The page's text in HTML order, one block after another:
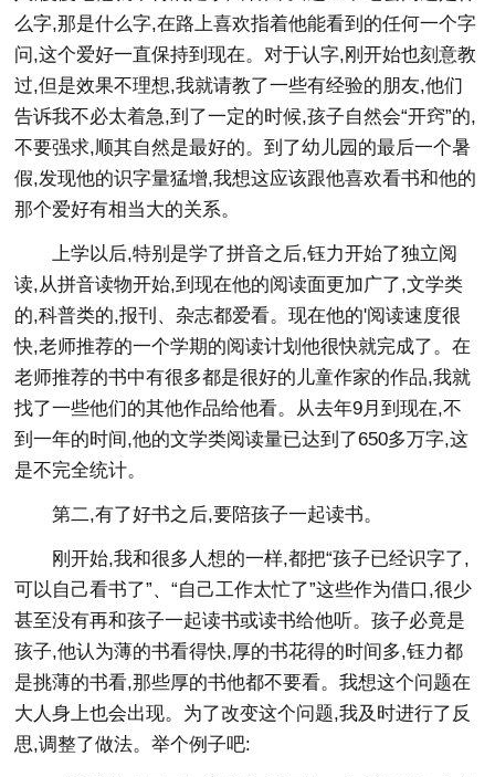
么字,那是什么字,在路上喜欢指着他能看到的任何一个字
问,这个爱好一直保持到现在。对于认字,刚开始也刻意教
过,但是效果不理想,我就请教了一些有经验的朋友,他们
告诉我不必太着急,到了一定的时候,孩子自然会“开窍”的,
不要强求,顺其自然是最好的。到了幼儿园的最后一个暑
假,发现他的识字量猛增,我想这应该跟他喜欢看书和他的
那个爱好有相当大的关系。
上学以后,特别是学了拼音之后,钰力开始了独立阅
读,从拼音读物开始,到现在他的阅读面更加广了,文学类
的,科普类的,报刊、杂志都爱看。现在他的'阅读速度很
快,老师推荐的一个学期的阅读计划他很快就完成了。在
老师推荐的书中有很多都是很好的儿童作家的作品,我就
找了一些他们的其他作品给他看。从去年9月到现在,不
到一年的时间,他的文学类阅读量已达到了650多万字,这
是不完全统计。
第二,有了好书之后,要陪孩子一起读书。
刚开始,我和很多人想的一样,都把“孩子已经识字了,
可以自己看书了”、“自己工作太忙了”这些作为借口,很少
甚至没有再和孩子一起读书或读书给他听。孩子必竟是
孩子,他认为薄的书看得快,厚的书花得的时间多,钰力都
是挑薄的书看,那些厚的书他都不要看。我想这个问题在
大人身上也会出现。为了改变这个问题,我及时进行了反
思,调整了做法。举个例子吧: